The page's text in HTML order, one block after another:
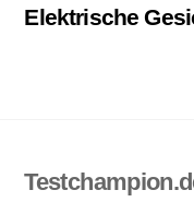
Elektrische